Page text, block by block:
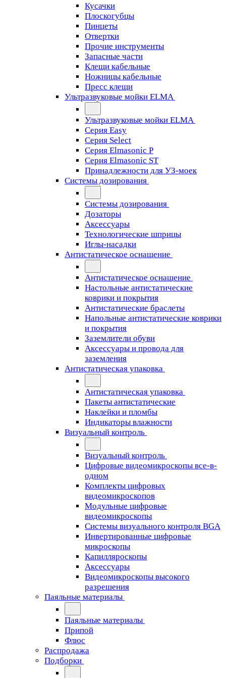
Кусачки
Плоскогубцы
Пинцеты
Отвертки
Прочие инструменты
Запасные части
Клещи кабельные
Ножницы кабельные
Пресс клещи
Ультразвуковые мойки ELMA
Ультразвуковые мойки ELMA
Серия Easy
Серия Select
Серия Elmasonic P
Серия Elmasonic ST
Принадлежности для УЗ-моек
Системы дозирования
Системы дозирования
Дозаторы
Аксессуары
Технологические шприцы
Иглы-насадки
Антистатическое оснащение
Антистатическое оснащение
Настольные антистатические
коврики и покрытия
Антистатические браслеты
Напольные антистатические коврики
и покрытия
Заземлители обуви
Аксессуары и провода для
заземления
Антистатическая упаковка
Антистатическая упаковка
Пакеты антистатические
Наклейки и пломбы
Индикаторы влажности
Визуальный контроль
Визуальный контроль
Цифровые видеомикроскопы все-в-
одном
Комплекты цифровых
видеомикроскопов
Модульные цифровые
видеомикроскопы
Cистемы визуального контроля BGA
Инвертированные цифровые
микроскопы
Капилляроскопы
Аксессуары
Видеомикроскопы высокого
разрешения
Паяльные материалы
Паяльные материалы
Припой
Флюс
Распродажа
Подборки